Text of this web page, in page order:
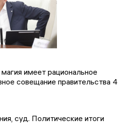
имеет рациональное
совещание правительства 4
суд. Политические итоги